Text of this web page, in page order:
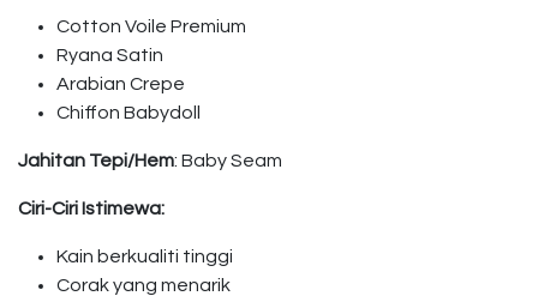
Cotton Voile Premium
Ryana Satin
Arabian Crepe
Chiffon Babydoll
Jahitan Tepi/Hem: Baby Seam
Ciri-Ciri Istimewa:
Kain berkualiti tinggi
Corak yang menarik